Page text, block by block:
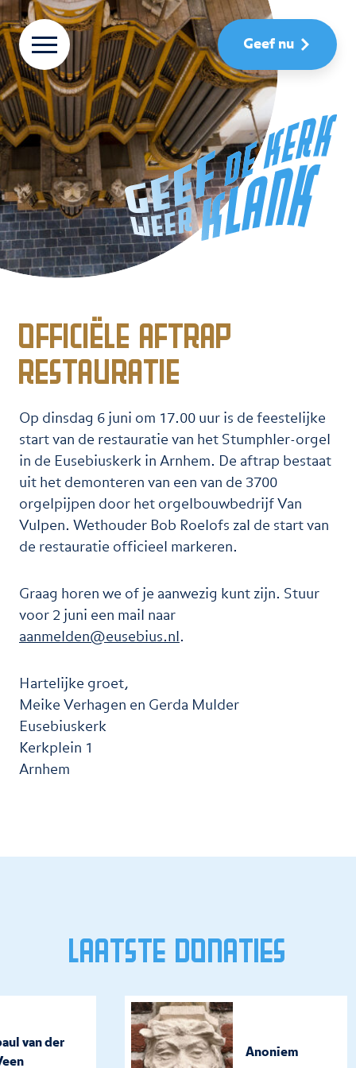
Geef nu
Officiële aftrap
restauratie
Op dinsdag 6 juni om 17.00 uur is de feestelijke
start van de restauratie van het Stumphler-orgel
in de Eusebiuskerk in Arnhem. De aftrap bestaat
uit het demonteren van een van de 3700
orgelpijpen door het orgelbouwbedrijf Van
Vulpen. Wethouder Bob Roelofs zal de start van
de restauratie officieel markeren.
Graag horen we of je aanwezig kunt zijn. Stuur
voor 2 juni een mail naar
aanmelden@eusebius.nl.
Hartelijke groet,
Meike Verhagen en Gerda Mulder
Eusebiuskerk
Kerkplein 1
Arnhem
Laatste donaties
van der
Anoniem